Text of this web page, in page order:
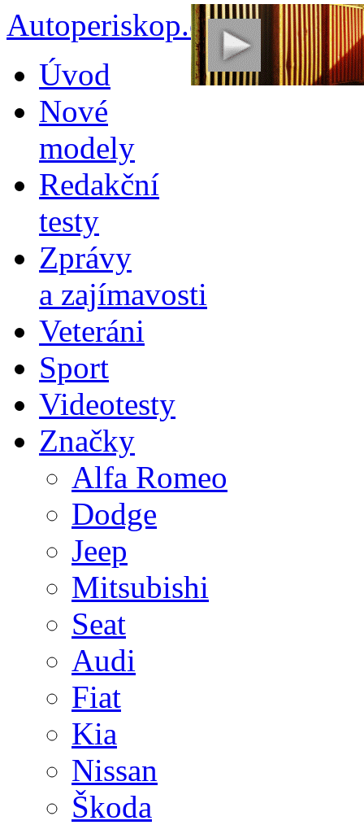
Autoperiskop.cz –
obsahu
webu
Úvod
Nové
modely
Redakční
testy
Zprávy
a zajímavosti
Veteráni
Sport
Videotesty
Značky
Alfa Romeo
Dodge
Jeep
Mitsubishi
Seat
Audi
Fiat
Kia
Nissan
Škoda